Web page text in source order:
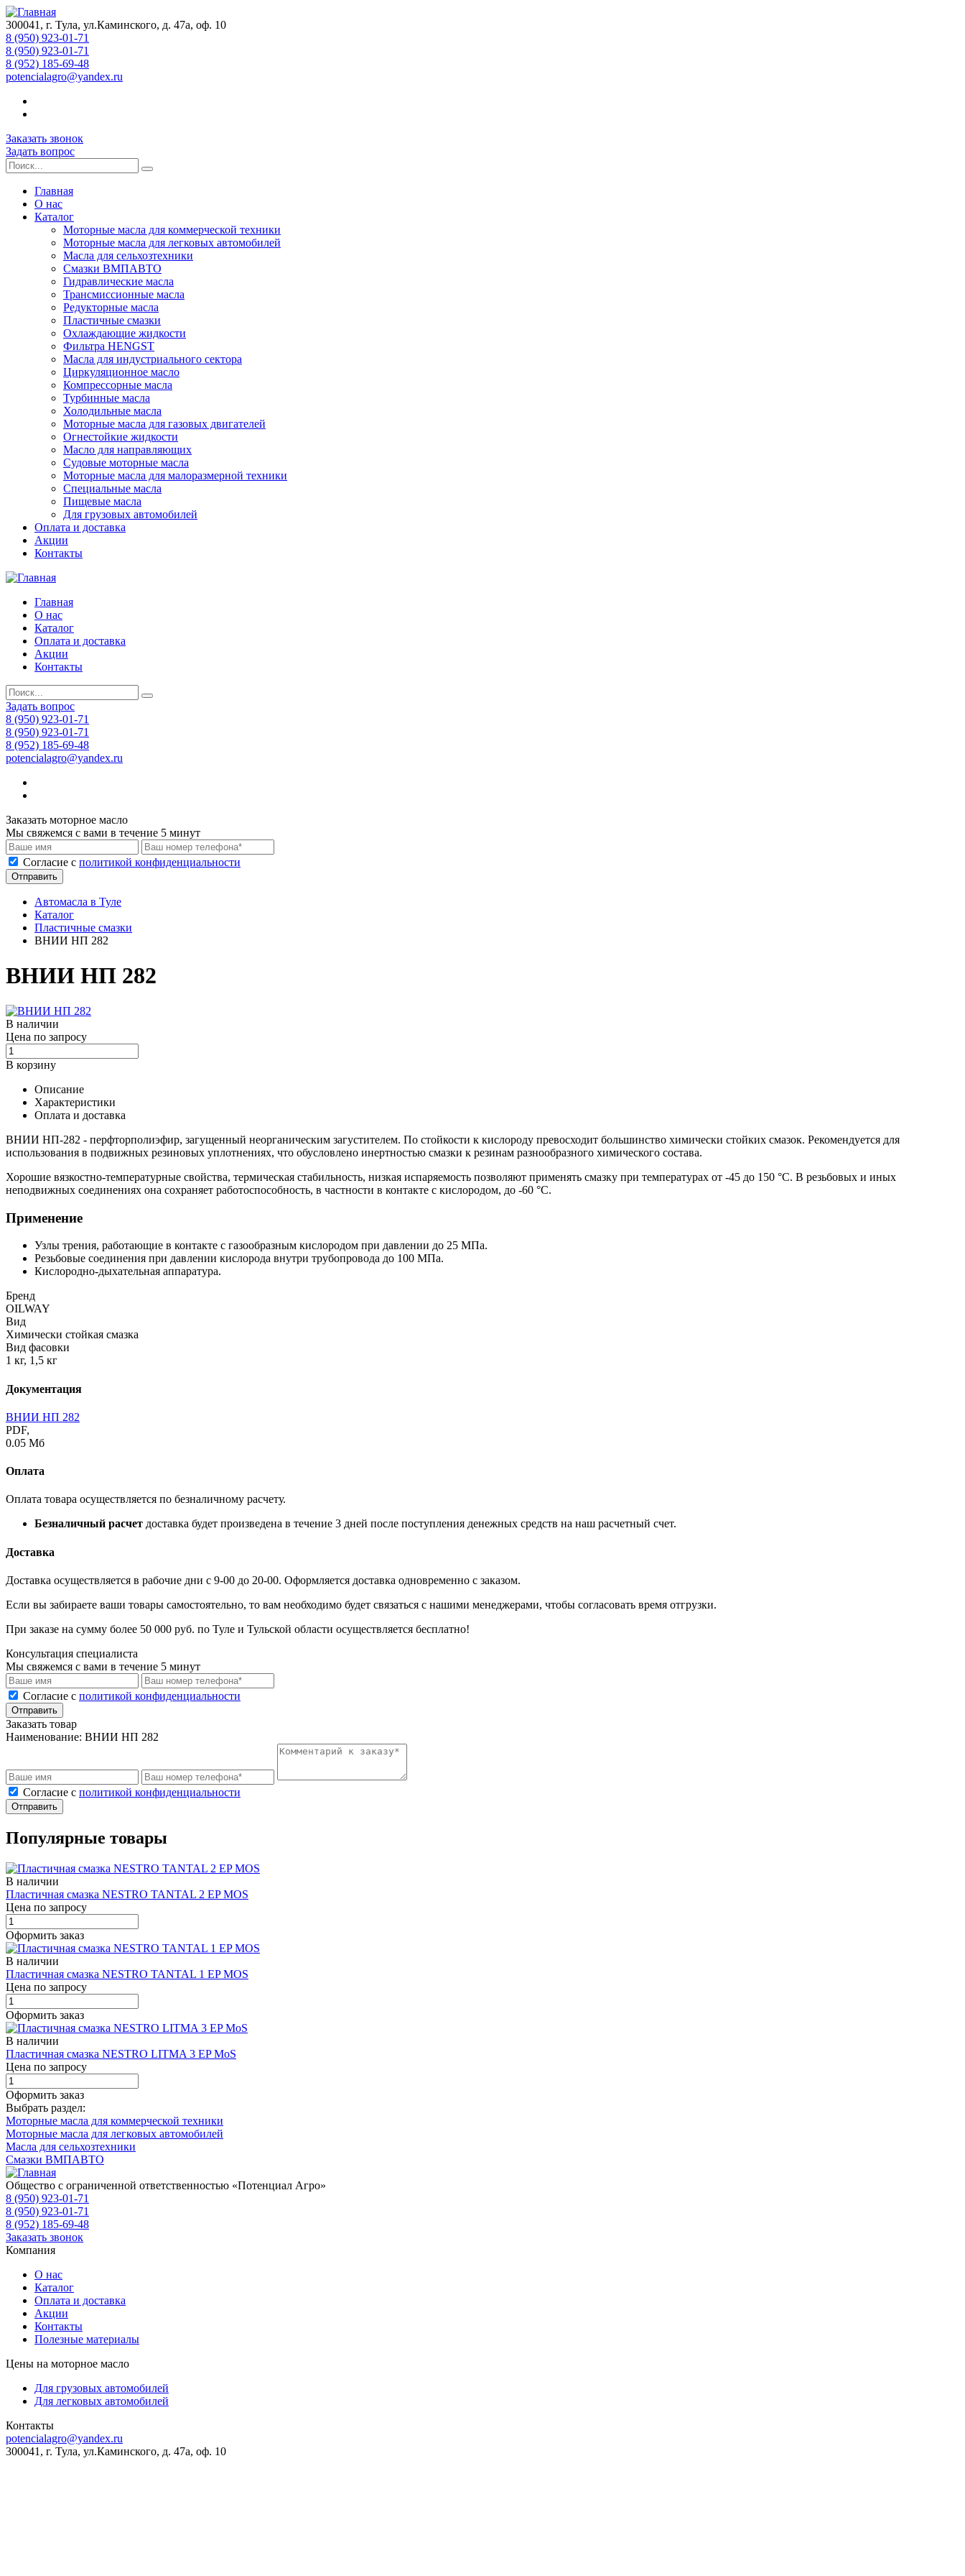
300041, г. Тула, ул.Каминского, д. 47а, оф. 10
8 (950) 923-01-71
8 (950) 923-01-71
8 (952) 185-69-48
potencialagro@yandex.ru
Заказать звонок
Задать вопрос
Главная
О нас
Каталог
Моторные масла для коммерческой техники
Моторные масла для легковых автомобилей
Масла для сельхозтехники
Смазки ВМПАВТО
Гидравлические масла
Трансмиссионные масла
Редукторные масла
Пластичные смазки
Охлаждающие жидкости
Фильтра HENGST
Масла для индустриального сектора
Циркуляционное масло
Компрессорные масла
Турбинные масла
Холодильные масла
Моторные масла для газовых двигателей
Огнестойкие жидкости
Масло для направляющих
Судовые моторные масла
Моторные масла для малоразмерной техники
Специальные масла
Пищевые масла
Для грузовых автомобилей
Оплата и доставка
Акции
Контакты
Главная
О нас
Каталог
Оплата и доставка
Акции
Контакты
Задать вопрос
8 (950) 923-01-71
8 (950) 923-01-71
8 (952) 185-69-48
potencialagro@yandex.ru
Заказать моторное масло
Мы свяжемся с вами в течение 5 минут
Cогласие с политикой конфиденциальности
Отправить
Автомасла в Туле
Каталог
Пластичные смазки
ВНИИ НП 282
ВНИИ НП 282
В наличии
Цена по запросу
В корзину
Описание
Характеристики
Оплата и доставка
ВНИИ НП-282 - перфторполиэфир, загущенный неорганическим загустителем. По стойкости к кислороду превосходит большинство химически стойких смазок. Рекомендуется для
использования в подвижных резиновых уплотнениях, что обусловлено инертностью смазки к резинам разнообразного химического состава.
Хорошие вязкостно-температурные свойства, термическая стабильность, низкая испаряемость позволяют применять смазку при температурах от -45 до 150 °С. В резьбовых и иных
неподвижных соединениях она сохраняет работоспособность, в частности в контакте с кислородом, до -60 °С.
Применение
Узлы трения, работающие в контакте с газообразным кислородом при давлении до 25 МПа.
Резьбовые соединения при давлении кислорода внутри трубопровода до 100 МПа.
Кислородно-дыхательная аппаратура.
Бренд
OILWAY
Вид
Химически стойкая смазка
Вид фасовки
1 кг, 1,5 кг
Документация
ВНИИ НП 282
PDF,
0.05 Мб
Оплата
Оплата товара осуществляется по безналичному расчету.
Безналичный расчет доставка будет произведена в течение 3 дней после поступления денежных средств на наш расчетный счет.
Доставка
Доставка осуществляется в рабочие дни с 9-00 до 20-00. Оформляется доставка одновременно с заказом.
Если вы забираете ваши товары самостоятельно, то вам необходимо будет связаться с нашими менеджерами, чтобы согласовать время отгрузки.
При заказе на сумму более 50 000 руб. по Туле и Тульской области осуществляется бесплатно!
Консультация специалиста
Мы свяжемся с вами в течение 5 минут
Cогласие с политикой конфиденциальности
Отправить
Заказать товар
Наименование: ВНИИ НП 282
Cогласие с политикой конфиденциальности
Отправить
Популярные товары
В наличии
Пластичная смазка NESTRO TANTAL 2 EP MOS
Цена по запросу
Оформить заказ
В наличии
Пластичная смазка NESTRO TANTAL 1 EP MOS
Цена по запросу
Оформить заказ
В наличии
Пластичная смазка NESTRO LITMA 3 EP MoS
Цена по запросу
Оформить заказ
Выбрать раздел:
Моторные масла для коммерческой техники
Моторные масла для легковых автомобилей
Масла для сельхозтехники
Смазки ВМПАВТО
Общество с ограниченной ответственностью «Потенциал Агро»
8 (950) 923-01-71
8 (950) 923-01-71
8 (952) 185-69-48
Заказать звонок
Компания
О нас
Каталог
Оплата и доставка
Акции
Контакты
Полезные материалы
Цены на моторное масло
Для грузовых автомобилей
Для легковых автомобилей
Контакты
potencialagro@yandex.ru
300041, г. Тула, ул.Каминского, д. 47а, оф. 10